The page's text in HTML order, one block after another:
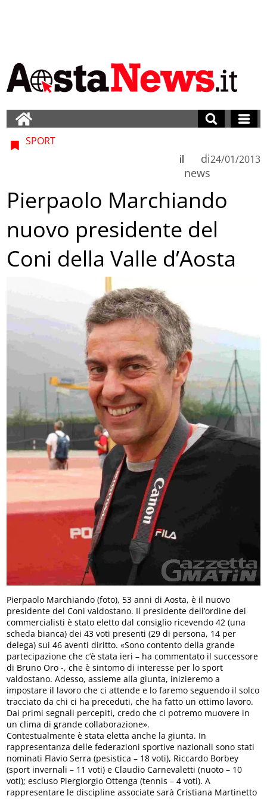
SPORT
di
news
il 24/01/2013
Pierpaolo Marchiando
nuovo presidente del
Coni della Valle d’Aosta
Pierpaolo Marchiando (foto), 53 anni di Aosta, è il nuovo
presidente del Coni valdostano. Il presidente dell’ordine dei
commercialisti è stato eletto dal consiglio ricevendo 42 (una
scheda bianca) dei 43 voti presenti (29 di persona, 14 per
delega) sui 46 aventi diritto. «Sono contento della grande
partecipazione che c’è stata ieri – ha commentato il successore
di Bruno Oro -, che è sintomo di interesse per lo sport
valdostano. Adesso, assieme alla giunta, inizieremo a
impostare il lavoro che ci attende e lo faremo seguendo il solco
tracciato da chi ci ha preceduti, che ha fatto un ottimo lavoro.
Dai primi segnali percepiti, credo che ci potremo muovere in
un clima di grande collaborazione».
Contestualmente è stata eletta anche la giunta. In
rappresentanza delle federazioni sportive nazionali sono stati
nominati Flavio Serra (pesistica – 18 voti), Riccardo Borbey
(sport invernali – 11 voti) e Claudio Carnevaletti (nuoto – 10
voti); escluso Piergiorgio Ottenga (tennis – 4 voti). A
rappresentare le discipline associate sarà Cristiana Martinetto